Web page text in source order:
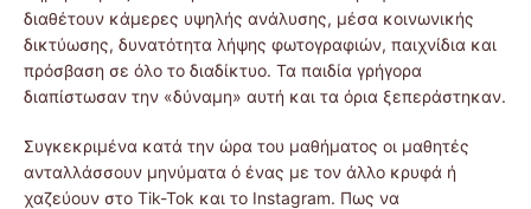
διαθέτουν κάμερες υψηλής ανάλυσης, μέσα κοινωνικής
δικτύωσης, δυνατότητα λήψης φωτογραφιών, παιχνίδια και
πρόσβαση σε όλο το διαδίκτυο. Τα παιδία γρήγορα
διαπίστωσαν την «δύναμη» αυτή και τα όρια ξεπεράστηκαν.
Συγκεκριμένα κατά την ώρα του μαθήματος οι μαθητές
ανταλλάσσουν μηνύματα ό ένας με τον άλλο κρυφά ή
χαζεύουν στο Τik-Tok και το Instagram. Πως να